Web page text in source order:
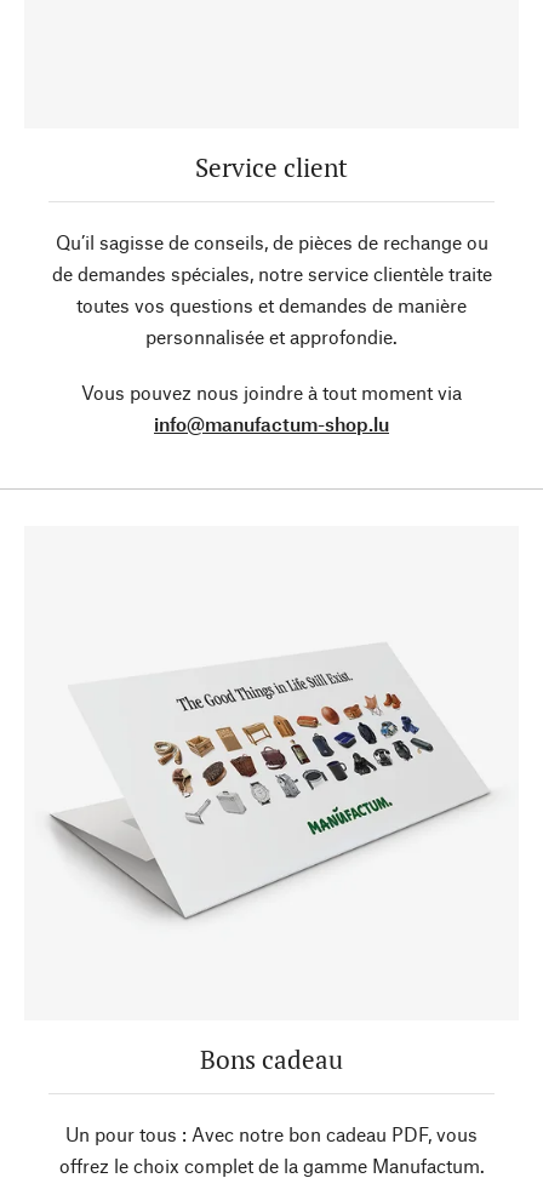
Service client
Qu’il sagisse de conseils, de pièces de rechange ou
de demandes spéciales, notre service clientèle traite
toutes vos questions et demandes de manière
personnalisée et approfondie.
Vous pouvez nous joindre à tout moment via
info@manufactum-shop.lu
Bons cadeau
Un pour tous : Avec notre bon cadeau PDF, vous
offrez le choix complet de la gamme Manufactum.